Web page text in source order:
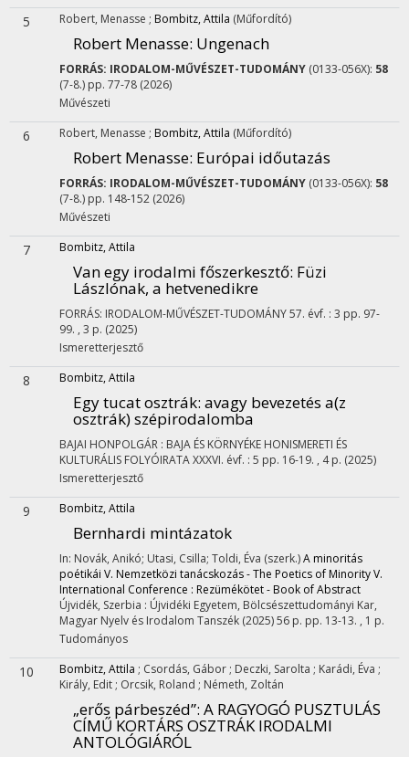
5 Robert, Menasse ; Bombitz, Attila (Műfordító)
Robert Menasse: Ungenach
FORRÁS: IRODALOM-MŰVÉSZET-TUDOMÁNY (0133-056X): 58
(7-8.) pp. 77-78 (2026)
Művészeti
6 Robert, Menasse ; Bombitz, Attila (Műfordító)
Robert Menasse: Európai időutazás
FORRÁS: IRODALOM-MŰVÉSZET-TUDOMÁNY (0133-056X): 58
(7-8.) pp. 148-152 (2026)
Művészeti
7 Bombitz, Attila
Van egy irodalmi főszerkesztő: Füzi
Lászlónak, a hetvenedikre
FORRÁS: IRODALOM-MŰVÉSZET-TUDOMÁNY57. évf. : 3 pp. 97-
99. , 3 p. (2025)
Ismeretterjesztő
8 Bombitz, Attila
Egy tucat osztrák: avagy bevezetés a(z
osztrák) szépirodalomba
BAJAI HONPOLGÁR : BAJA ÉS KÖRNYÉKE HONISMERETI ÉS
KULTURÁLIS FOLYÓIRATAXXXVI. évf. : 5 pp. 16-19. , 4 p. (2025)
Ismeretterjesztő
9 Bombitz, Attila
Bernhardi mintázatok
In: Novák, Anikó; Utasi, Csilla; Toldi, Éva (szerk.)A minoritás
poétikái V. Nemzetközi tanácskozás - The Poetics of Minority V.
International Conference : Rezümékötet - Book of Abstract
Újvidék, Szerbia : Újvidéki Egyetem, Bölcsészettudományi Kar,
Magyar Nyelv és Irodalom Tanszék (2025)56 p. pp. 13-13. , 1 p.
Tudományos
10 Bombitz, Attila ; Csordás, Gábor ; Deczki, Sarolta ; Karádi, Éva ;
Király, Edit ; Orcsik, Roland ; Németh, Zoltán
„erős párbeszéd”: A RAGYOGÓ PUSZTULÁS
CÍMŰ KORTÁRS OSZTRÁK IRODALMI
ANTOLÓGIÁRÓL